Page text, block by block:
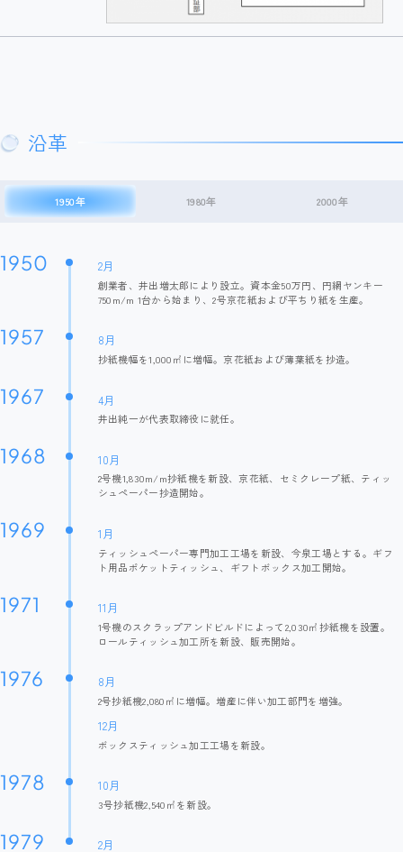
沿革
1950年 1980年 2000年
1950 2月
創業者、井出増太郎により設立。資本金50万円、円網ヤンキー
750m/m 1台から始まり、2号京花紙および平ちり紙を生産。
1957 8月
抄紙機幅を1,000㎡に増幅。京花紙および薄葉紙を抄造。
1967 4月
井出純一が代表取締役に就任。
1968 10月
2号機1,830m/m抄紙機を新設、京花紙、セミクレープ紙、ティッ
シュペーパー抄造開始。
1969 1月
ティッシュペーパー専門加工工場を新設、今泉工場とする。ギフ
ト用品ポケットティッシュ、ギフトボックス加工開始。
1971 11月
1号機のスクラップアンドビルドによって2,030㎡抄紙機を設置。
ロールティッシュ加工所を新設、販売開始。
1976 8月
2号抄紙機2,080㎡に増幅。増産に伴い加工部門を増強。
12月
ボックスティッシュ加工工場を新設。
1978 10月
3号抄紙機2,540㎡を新設。
1979 2月